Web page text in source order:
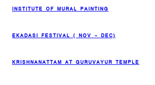
INSTITUTE OF MURAL PAINTING
EKADASI FESTIVAL ( NOV – DEC)
KRISHNANATTAM AT GURUVAYUR TEMPLE